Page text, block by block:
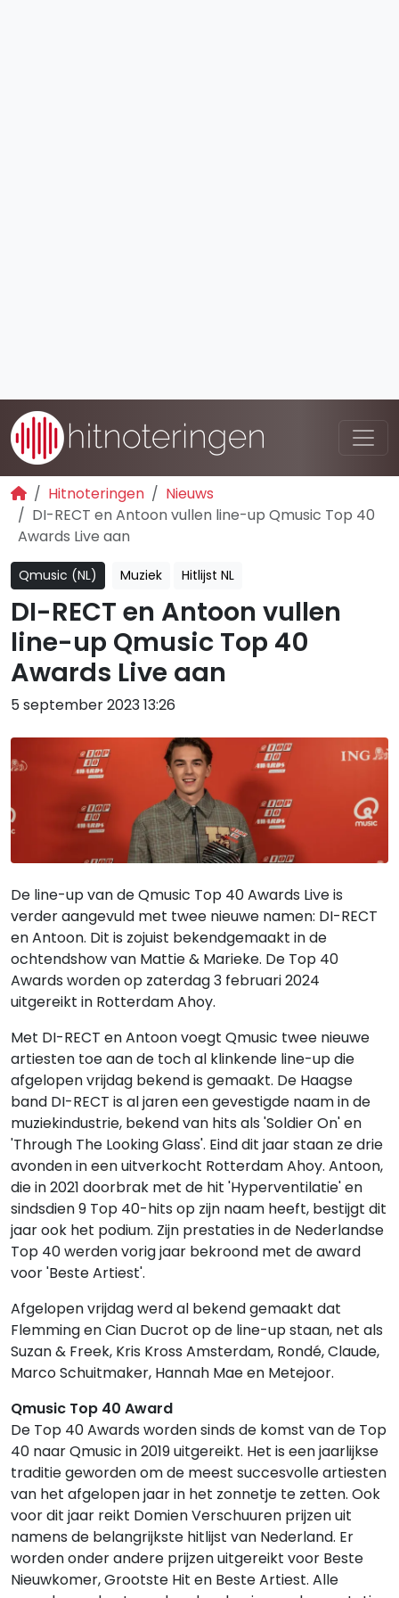
Hitnoteringen
Nieuws
DI-RECT en Antoon vullen line-up Qmusic Top 40
Awards Live aan
Qmusic (NL) Muziek Hitlijst NL
DI-RECT en Antoon vullen
line-up Qmusic Top 40
Awards Live aan
5 september 2023 13:26
De line-up van de Qmusic Top 40 Awards Live is
verder aangevuld met twee nieuwe namen: DI-RECT
en Antoon. Dit is zojuist bekendgemaakt in de
ochtendshow van Mattie & Marieke. De Top 40
Awards worden op zaterdag 3 februari 2024
uitgereikt in Rotterdam Ahoy.
Met DI-RECT en Antoon voegt Qmusic twee nieuwe
artiesten toe aan de toch al klinkende line-up die
afgelopen vrijdag bekend is gemaakt. De Haagse
band DI-RECT is al jaren een gevestigde naam in de
muziekindustrie, bekend van hits als 'Soldier On' en
'Through The Looking Glass'. Eind dit jaar staan ze drie
avonden in een uitverkocht Rotterdam Ahoy. Antoon,
die in 2021 doorbrak met de hit 'Hyperventilatie' en
sindsdien 9 Top 40-hits op zijn naam heeft, bestijgt dit
jaar ook het podium. Zijn prestaties in de Nederlandse
Top 40 werden vorig jaar bekroond met de award
voor 'Beste Artiest'.
Afgelopen vrijdag werd al bekend gemaakt dat
Flemming en Cian Ducrot op de line-up staan, net als
Suzan & Freek, Kris Kross Amsterdam, Rondé, Claude,
Marco Schuitmaker, Hannah Mae en Metejoor.
Qmusic Top 40 Award
De Top 40 Awards worden sinds de komst van de Top
40 naar Qmusic in 2019 uitgereikt. Het is een jaarlijkse
traditie geworden om de meest succesvolle artiesten
van het afgelopen jaar in het zonnetje te zetten. Ook
voor dit jaar reikt Domien Verschuuren prijzen uit
namens de belangrijkste hitlijst van Nederland. Er
worden onder andere prijzen uitgereikt voor Beste
Nieuwkomer, Grootste Hit en Beste Artiest. Alle